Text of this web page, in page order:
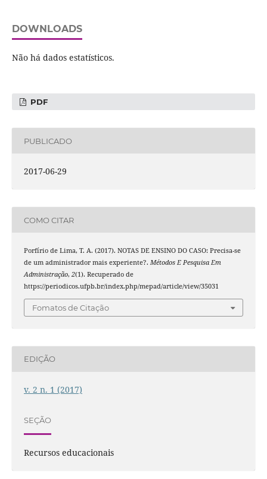
DOWNLOADS
Não há dados estatísticos.
PDF
PUBLICADO
2017-06-29
COMO CITAR
Porfírio de Lima, T. A. (2017). NOTAS DE ENSINO DO CASO: Precisa-se
de um administrador mais experiente?. Métodos E Pesquisa Em
Administração, 2(1). Recuperado de
https://periodicos.ufpb.br/index.php/mepad/article/view/35031
Fomatos de Citação
EDIÇÃO
v. 2 n. 1 (2017)
SEÇÃO
Recursos educacionais